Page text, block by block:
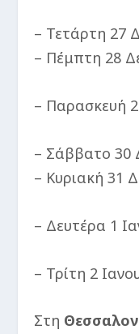
– Τετάρτη 27
– Πέμπτη 28
– Παρασκευή
– Σάββατο 30
– Κυριακή 31
– Δευτέρα 1
– Τρίτη 2
Στη